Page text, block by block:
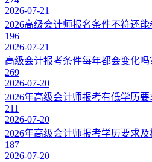
2026-07-21
2026高级会计师报名条件不符还
196
2026-07-21
高级会计报考条件每年都会变化吗
269
2026-07-20
2026年高级会计师报考有低学历
211
2026-07-20
2026年高级会计师报考学历要求
187
2026-07-20